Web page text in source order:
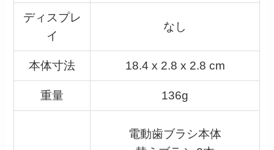
ディスプレ
イ
なし
本体寸法 18.4 x 2.8 x 2.8 cm
重量 136g
電動歯ブラシ本体